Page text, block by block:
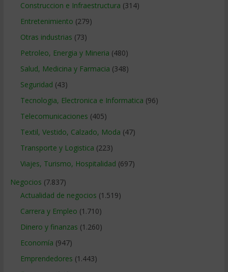
Construccion e Infraestructura (314)
Entretenimiento (279)
Otras industrias (73)
Petroleo, Energia y Mineria (480)
Salud, Medicina y Farmacia (348)
Seguridad (43)
Tecnologia, Electronica e Informatica (96)
Telecomunicaciones (405)
Textil, Vestido, Calzado, Moda (47)
Transporte y Logistica (223)
Viajes, Turismo, Hospitalidad (697)
Negocios (7.837)
Actualidad de negocios (1.519)
Carrera y Empleo (1.710)
Dinero y finanzas (1.260)
Economía (947)
Emprendedores (1.443)